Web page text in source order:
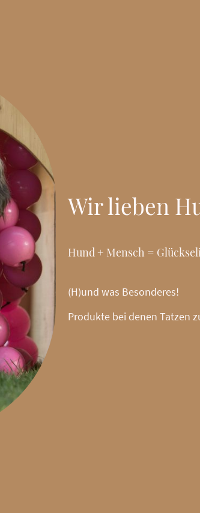
Wir lieben
Hund + Mensch =
(H)und was Besonderes!
Produkte bei denen Tatzen